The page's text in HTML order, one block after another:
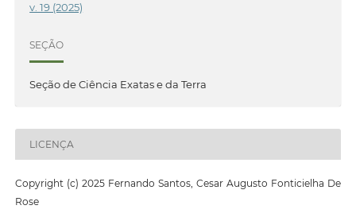
v. 19 (2025)
SEÇÃO
Seção de Ciência Exatas e da Terra
LICENÇA
Copyright (c) 2025 Fernando Santos, Cesar Augusto Fonticielha De
Rose